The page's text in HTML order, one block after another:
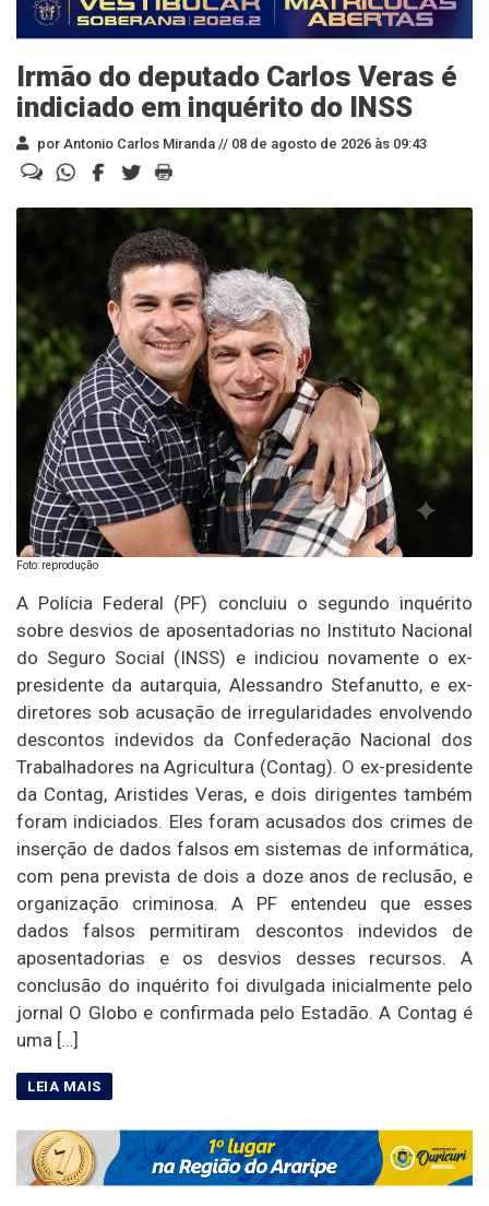
Irmão do deputado Carlos Veras é
indiciado em inquérito do INSS
por Antonio Carlos Miranda // 08 de agosto de 2026 às 09:43
Foto: reprodução
A Polícia Federal (PF) concluiu o segundo inquérito
sobre desvios de aposentadorias no Instituto Nacional
do Seguro Social (INSS) e indiciou novamente o ex-
presidente da autarquia, Alessandro Stefanutto, e ex-
diretores sob acusação de irregularidades envolvendo
descontos indevidos da Confederação Nacional dos
Trabalhadores na Agricultura (Contag). O ex-presidente
da Contag, Aristides Veras, e dois dirigentes também
foram indiciados. Eles foram acusados dos crimes de
inserção de dados falsos em sistemas de informática,
com pena prevista de dois a doze anos de reclusão, e
organização criminosa. A PF entendeu que esses
dados falsos permitiram descontos indevidos de
aposentadorias e os desvios desses recursos. A
conclusão do inquérito foi divulgada inicialmente pelo
jornal O Globo e confirmada pelo Estadão. A Contag é
uma […]